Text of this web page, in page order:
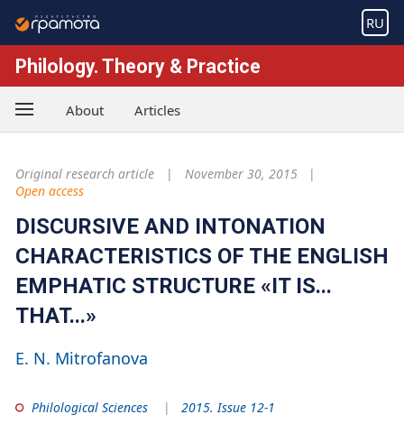
RU
Philology. Theory & Practice
About Articles
Original research article
November 30, 2015
Open access
DISCURSIVE AND INTONATION
CHARACTERISTICS OF THE ENGLISH
EMPHATIC STRUCTURE «IT IS...
THAT...»
E. N. Mitrofanova
Philological Sciences 2015. Issue 12-1